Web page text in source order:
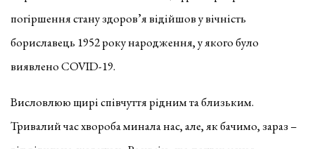
погіршення стану здоров’я відійшов у вічність
бориславець 1952 року народження, у якого було
виявлено COVID-19.
Висловлюю щирі співчуття рідним та близьким.
Тривалий час хвороба минала нас, але, як бачимо, зараз –